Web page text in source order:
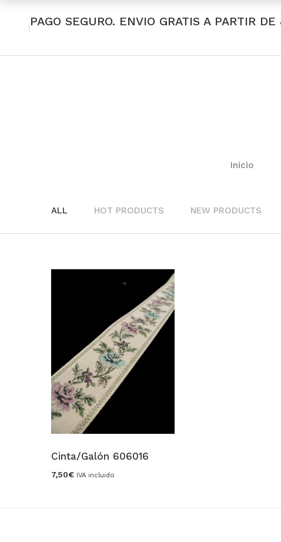
PAGO SEGURO. ENVIO GRATIS A PARTIR
Inicio
ALL HOT PRODUCTS NEW PRODUCTS
Cinta/Galón 606016
7,50€ IVA incluido